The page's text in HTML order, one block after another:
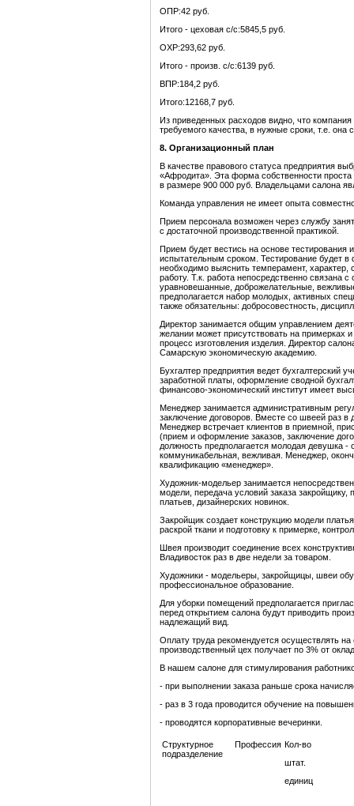
ОПР:42 руб.
Итого - цеховая с/с:5845,5 руб.
ОХР:293,62 руб.
Итого - произв. с/с:6139 руб.
ВПР:184,2 руб.
Итого:12168,7 руб.
Из приведенных расходов видно, что
требуемого качества, в нужные сроки, т.е.
8. Организационный план
В качестве правового статуса предприятия
«Афродита». Эта форма собственности
в размере 900 000 руб. Владельцами салона
Команда управления не имеет опыта
Прием персонала возможен через службу
с достаточной производственной практикой.
Прием будет вестись на основе
испытательным сроком. Тестирование будет в
необходимо выяснить темперамент,
работу. Т.к. работа непосредственно связана
уравновешанные, доброжелательные,
предполагается набор молодых, активных
также обязательны: добросовестность,
Директор занимается общим управлением
желании может присутствовать на примерках
процесс изготовления изделия. Директор
Самарскую экономическую академию.
Бухгалтер предприятия ведет бухгалтерский
заработной платы, оформление сводной
финансово-экономический институт имеет
Менеджер занимается административным
заключение договоров. Вместе со швеей раз в
Менеджер встречает клиентов в приемной,
(прием и оформление заказов, заключение
должность предполагается молодая девушка -
коммуникабельная, вежливая. Менеджер,
квалификацию «менеджер».
Художник-модельер занимается
модели, передача условий заказа закройщику,
платьев, дизайнерских новинок.
Закройщик создает конструкцию модели
раскрой ткани и подготовку к примерке,
Швея производит соединение всех
Владивосток раз в две недели за товаром.
Художники - модельеры, закройщицы, швеи
профессиональное образование.
Для уборки помещений предполагается
перед открытием салона будут приводить
надлежащий вид.
Оплату труда рекомендуется осуществлять на
производственный цех получает по 3% от
В нашем салоне для стимулирования
- при выполнении заказа раньше срока
- раз в 3 года проводится обучение на
- проводятся корпоративные вечеринки.
Структурное
подразделение
Профессия Кол-во
штат.
единиц